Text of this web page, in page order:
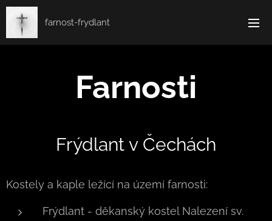
farnost-frydlant
Farnosti
Frýdlant v Čechách
Kostely a kaple ležící na území farnosti:
Frýdlant - děkanský kostel Nalezení sv.